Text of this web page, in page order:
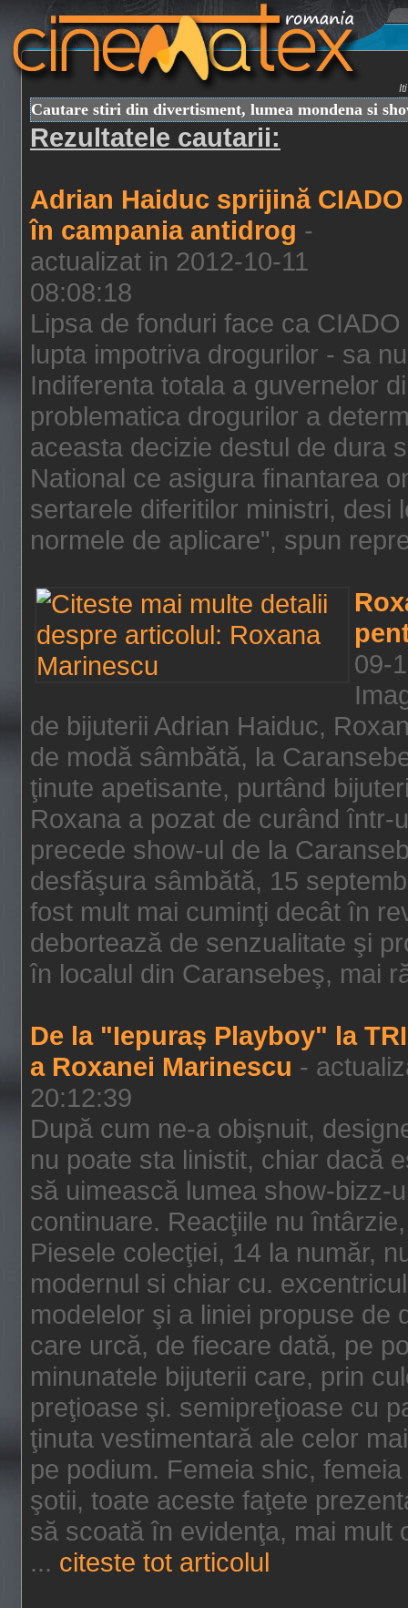
Cautare stiri din divertisment, lumea mondena si
Rezultatele cautarii:
Adrian Haiduc sprijină CIADO
în campania antidrog -
actualizat in 2012-10-11
08:08:18
Lipsa de fonduri face ca
lupta impotriva drogurilor - sa
Indiferenta totala a guvernelor
problematica drogurilor a
aceasta decizie destul de dura
National ce asigura finantarea
sertarele diferitilor ministri, desi
normele de aplicare", spun
09-
de bijuterii Adrian Haiduc,
de modă sâmbătă, la
ţinute apetisante, purtând
Roxana a pozat de curând
precede show-ul de la
desfăşura sâmbătă, 15
fost mult mai cuminţi decât în
debortează de senzualitate şi
în localul din Caransebeş, mai
De la "Iepuraș Playboy" la
a Roxanei Marinescu -
20:12:39
După cum ne-a obişnuit,
nu poate sta linistit, chiar dacă
să uimească lumea show-bizz-
continuare. Reacţiile nu
Piesele colecţiei, 14 la număr,
modernul si chiar cu.
modelelor şi a liniei propuse de
care urcă, de fiecare dată, pe
minunatele bijuterii care, prin
preţioase şi. semipreţioase cu
ţinuta vestimentară ale celor
pe podium. Femeia shic,
şotii, toate aceste faţete
să scoată în evidenţa, mai mult
... citeste tot articolul